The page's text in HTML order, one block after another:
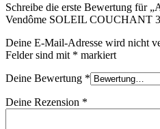
Schreibe die erste Bewertung für
Vendôme SOLEIL COUCHANT
Deine E-Mail-Adresse wird nicht
Felder sind mit * markiert
Deine Bewertung *
Deine Rezension *